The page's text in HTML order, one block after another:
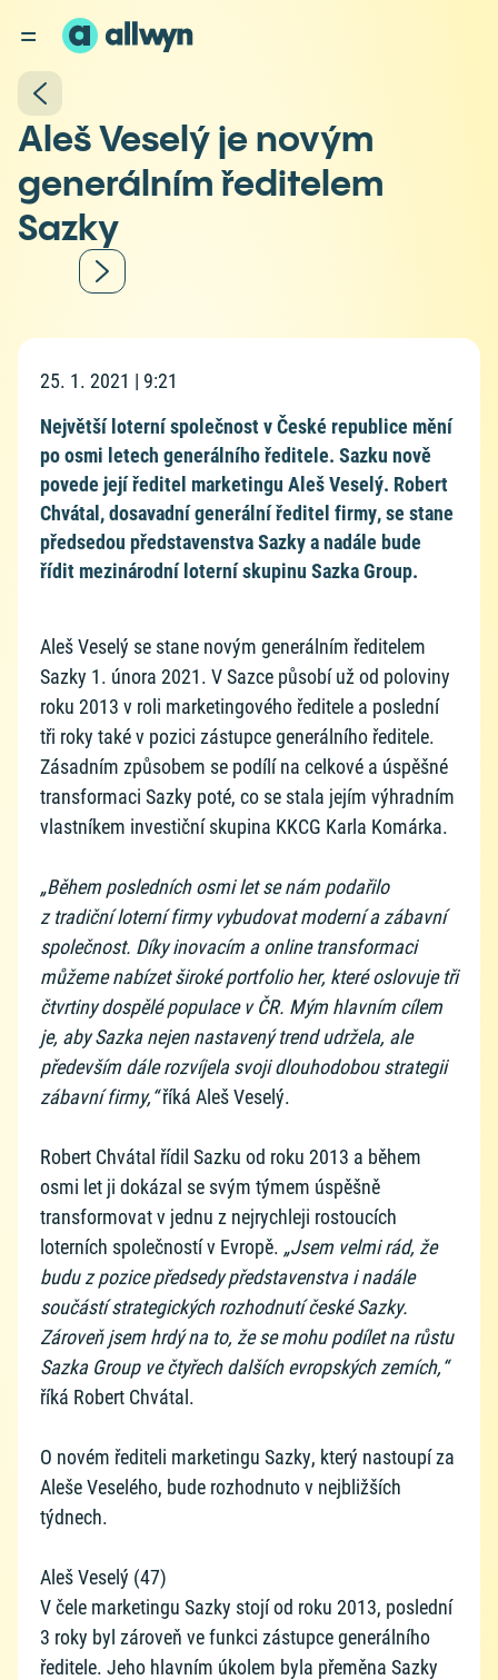
Aleš Veselý je novým
generálním ředitelem
Sazky
25. 1. 2021 | 9:21
Největší loterní společnost v České republice mění
po osmi letech generálního ředitele. Sazku nově
povede její ředitel marketingu Aleš Veselý. Robert
Chvátal, dosavadní generální ředitel firmy, se stane
předsedou představenstva Sazky a nadále bude
řídit mezinárodní loterní skupinu Sazka Group.
Aleš Veselý se stane novým generálním ředitelem
Sazky 1. února 2021. V Sazce působí už od poloviny
roku 2013 v roli marketingového ředitele a poslední
tři roky také v pozici zástupce generálního ředitele.
Zásadním způsobem se podílí na celkové a úspěšné
transformaci Sazky poté, co se stala jejím výhradním
vlastníkem investiční skupina KKCG Karla Komárka.
„Během posledních osmi let se nám podařilo
z tradiční loterní firmy vybudovat moderní a zábavní
společnost. Díky inovacím a online transformaci
můžeme nabízet široké portfolio her, které oslovuje tři
čtvrtiny dospělé populace v ČR. Mým hlavním cílem
je, aby Sazka nejen nastavený trend udržela, ale
především dále rozvíjela svoji dlouhodobou strategii
zábavní firmy,“říká Aleš Veselý.
Robert Chvátal řídil Sazku od roku 2013 a během
osmi let ji dokázal se svým týmem úspěšně
transformovat v jednu z nejrychleji rostoucích
loterních společností v Evropě. „Jsem velmi rád, že
budu z pozice předsedy představenstva i nadále
součástí strategických rozhodnutí české Sazky.
Zároveň jsem hrdý na to, že se mohu podílet na růstu
Sazka Group ve čtyřech dalších evropských zemích,“
říká Robert Chvátal.
O novém řediteli marketingu Sazky, který nastoupí za
Aleše Veselého, bude rozhodnuto v nejbližších
týdnech.
Aleš Veselý (47)
V čele marketingu Sazky stojí od roku 2013, poslední
3 roky byl zároveň ve funkci zástupce generálního
ředitele. Jeho hlavním úkolem byla přeměna Sazky